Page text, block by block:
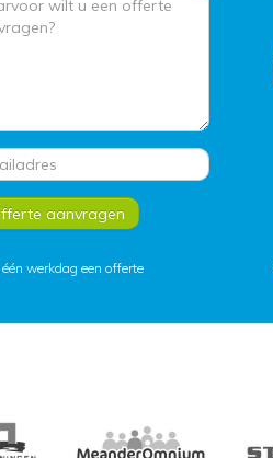
aanvragen
werkdag een offerte